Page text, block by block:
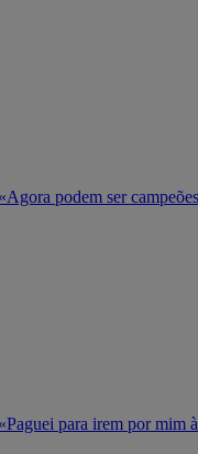
podem ser
para irem por mim